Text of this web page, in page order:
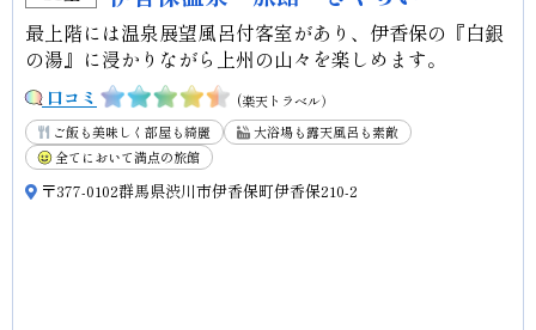
最上階には温泉展望風呂付客室があり、伊香保の『白銀
の湯』に浸かりながら上州の山々を楽しめます。
口コミ
(楽天トラベル）
ご飯も美味しく部屋も綺麗
大浴場も露天風呂も素敵
全てにおいて満点の旅館
〒377-0102群馬県渋川市伊香保町伊香保210-2